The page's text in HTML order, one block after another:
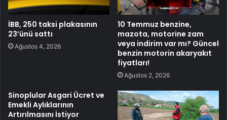
İBB, 250 taksi plakasının
23’ünü sattı
Ağustos 4, 2026
10 Temmuz benzine,
mazota, motorine zam
veya indirim var mı? Güncel
benzin motorin akaryakıt
fiyatları!
Ağustos 2, 2026
Sinoplular Asgari Ücret ve
Emekli Aylıklarının
Artırılmasını İstiyor